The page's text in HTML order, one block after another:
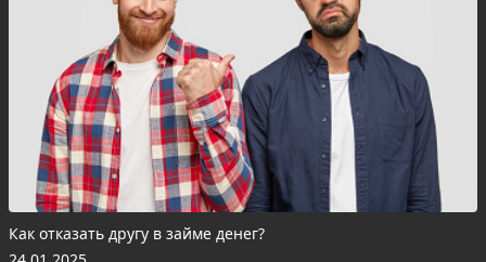
Как отказать другу в займе денег?